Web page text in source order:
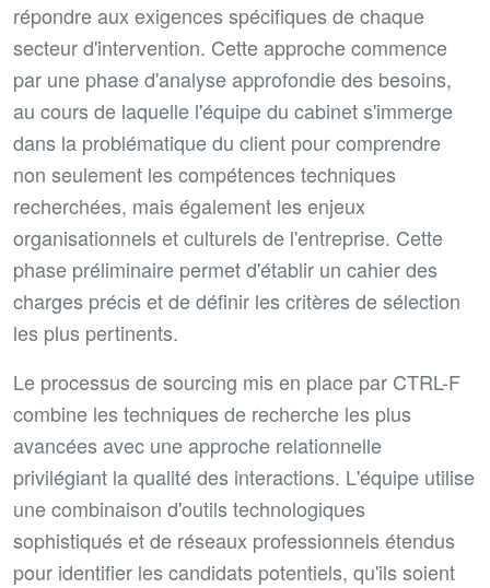
répondre aux exigences spécifiques de chaque
secteur d'intervention. Cette approche commence
par une phase d'analyse approfondie des besoins,
au cours de laquelle l'équipe du cabinet s'immerge
dans la problématique du client pour comprendre
non seulement les compétences techniques
recherchées, mais également les enjeux
organisationnels et culturels de l'entreprise. Cette
phase préliminaire permet d'établir un cahier des
charges précis et de définir les critères de sélection
les plus pertinents.
Le processus de sourcing mis en place par CTRL-F
combine les techniques de recherche les plus
avancées avec une approche relationnelle
privilégiant la qualité des interactions. L'équipe utilise
une combinaison d'outils technologiques
sophistiqués et de réseaux professionnels étendus
pour identifier les candidats potentiels, qu'ils soient